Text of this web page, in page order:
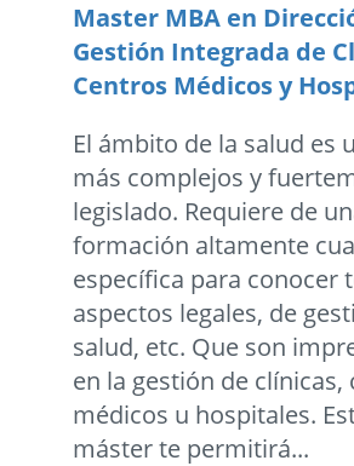
Master MBA en
Gestión Integrada de
Centros Médicos y
El ámbito de la salud es
más complejos y
legislado. Requiere de
formación altamente
específica para conocer
aspectos legales, de
salud, etc. Que son
en la gestión de clínicas,
médicos u hospitales.
máster te permitirá...